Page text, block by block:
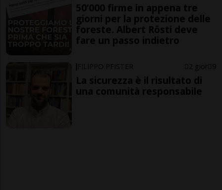
50’000 firme in appena tre
giorni per la protezione delle
foreste. Albert Rösti deve
fare un passo indietro
FILIPPO PFISTER 2 gior 9
La sicurezza è il risultato di
una comunità responsabile